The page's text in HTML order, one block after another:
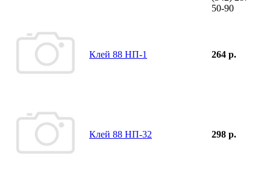
50-90
Клей 88 НП-1 264 р.
Клей 88 НП-32 298 р.